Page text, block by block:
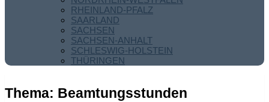
RHEINLAND-PFALZ
SAARLAND
SACHSEN
SACHSEN-ANHALT
SCHLESWIG-HOLSTEIN
THÜRINGEN
Thema: Beamtungsstunden